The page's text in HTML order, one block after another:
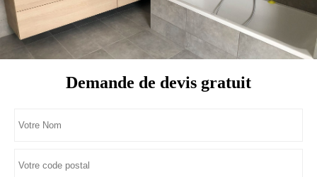
Demande de devis gratuit